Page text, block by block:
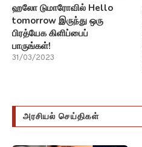
ஹலோ டுமாரோவில் Hello
tomorrow இருந்து ஒரு
பிரத்யேக கிளிப்பைப்
பாருங்கள்!
31/03/2023
அரசியல் செய்திகள்